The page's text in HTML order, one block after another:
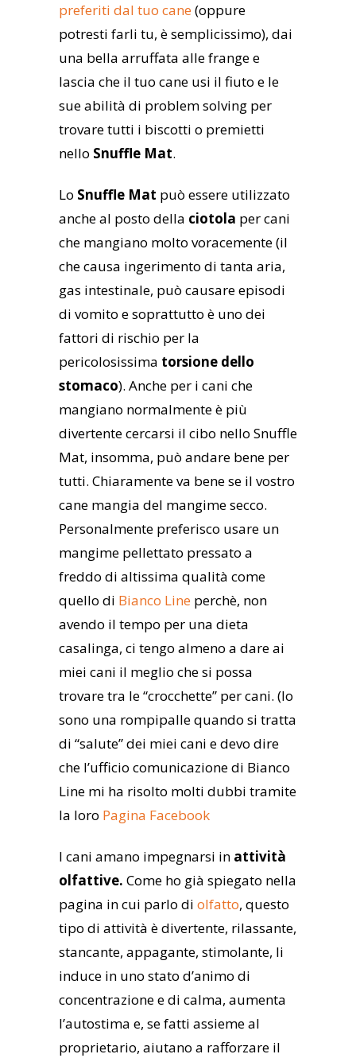
preferiti dal tuo cane (oppure
potresti farli tu, è semplicissimo), dai
una bella arruffata alle frange e
lascia che il tuo cane usi il fiuto e le
sue abilità di problem solving per
trovare tutti i biscotti o premietti
nello Snuffle Mat.
Lo Snuffle Mat può essere utilizzato
anche al posto della ciotola per cani
che mangiano molto voracemente (il
che causa ingerimento di tanta aria,
gas intestinale, può causare episodi
di vomito e soprattutto è uno dei
fattori di rischio per la
pericolosissima torsione dello
stomaco). Anche per i cani che
mangiano normalmente è più
divertente cercarsi il cibo nello Snuffle
Mat, insomma, può andare bene per
tutti. Chiaramente va bene se il vostro
cane mangia del mangime secco.
Personalmente preferisco usare un
mangime pellettato pressato a
freddo di altissima qualità come
quello di Bianco Line perchè, non
avendo il tempo per una dieta
casalinga, ci tengo almeno a dare ai
miei cani il meglio che si possa
trovare tra le “crocchette” per cani. (Io
sono una rompipalle quando si tratta
di “salute” dei miei cani e devo dire
che l’ufficio comunicazione di Bianco
Line mi ha risolto molti dubbi tramite
la loro Pagina Facebook
I cani amano impegnarsi in attività
olfattive. Come ho già spiegato nella
pagina in cui parlo di olfatto, questo
tipo di attività è divertente, rilassante,
stancante, appagante, stimolante, li
induce in uno stato d’animo di
concentrazione e di calma, aumenta
l’autostima e, se fatti assieme al
proprietario, aiutano a rafforzare il